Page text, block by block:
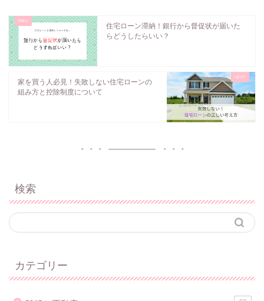
住宅ローン滞納！銀行から督促状が届いた
らどうしたらいい？
家を買う人必見！失敗しない住宅ローンの
組み方と控除制度について
検索
カテゴリー